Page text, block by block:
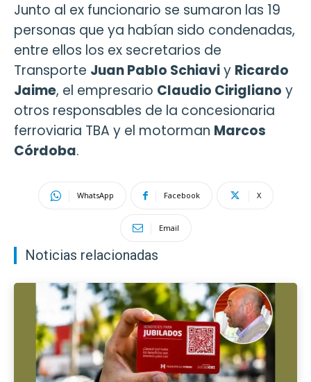
Junto al ex funcionario se sumaron las 19
personas que ya habían sido condenadas,
entre ellos los ex secretarios de
Transporte Juan Pablo Schiaviy Ricardo
Jaime, el empresario Claudio Cirigliano y
otros responsables de la concesionaria
ferroviaria TBA y el motorman Marcos
Córdoba.
WhatsApp Facebook X
Email
Noticias relacionadas